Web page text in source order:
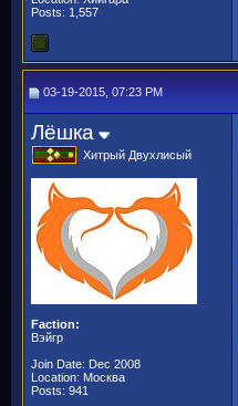
Posts: 1,557
03-19-2015, 07:23 PM
Лёшка
Хитрый Двухлисый
Faction:
Вэйгр
Join Date: Dec 2008
Location: Москва
Posts: 941